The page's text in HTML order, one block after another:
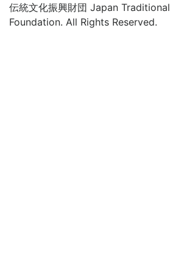
伝統文化振興財団 Japan
Foundation. All Rights Reserved.